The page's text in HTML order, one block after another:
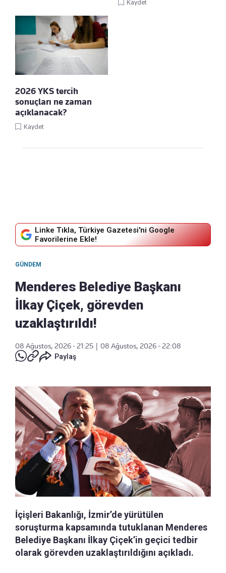
Kaydet
2026 YKS tercih
sonuçları ne zaman
açıklanacak?
Kaydet
Linke Tıkla, Türkiye Gazetesi'ni Google
Favorilerine Ekle!
GÜNDEM
Menderes Belediye Başkanı
İlkay Çiçek, görevden
uzaklaştırıldı!
08 Ağustos, 2026 - 21:25
08 Ağustos, 2026 - 22:08
Paylaş
İçişleri Bakanlığı, İzmir’de yürütülen
soruşturma kapsamında tutuklanan Menderes
Belediye Başkanı İlkay Çiçek’in geçici tedbir
olarak görevden uzaklaştırıldığını açıkladı.